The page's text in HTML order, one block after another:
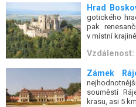
Hrad
gotického
pak
v místní
Vzdálenost:
Zámek
souměstí
krasu, asi 5